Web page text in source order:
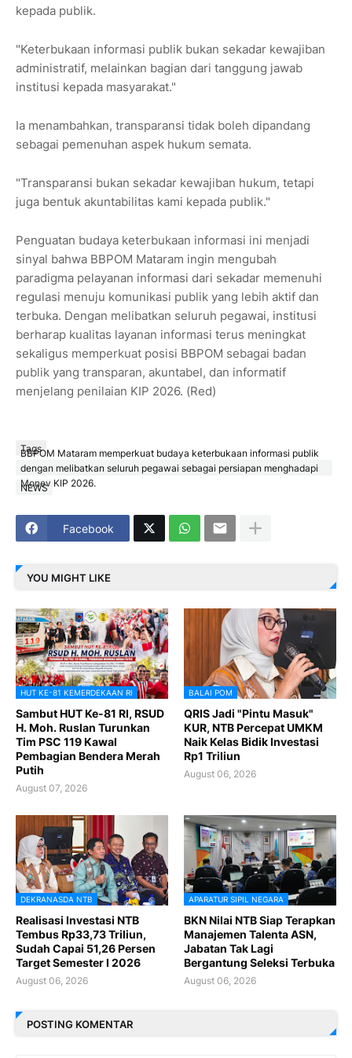
kepada publik.
"Keterbukaan informasi publik bukan sekadar kewajiban
administratif, melainkan bagian dari tanggung jawab
institusi kepada masyarakat."
Ia menambahkan, transparansi tidak boleh dipandang
sebagai pemenuhan aspek hukum semata.
"Transparansi bukan sekadar kewajiban hukum, tetapi
juga bentuk akuntabilitas kami kepada publik."
Penguatan budaya keterbukaan informasi ini menjadi
sinyal bahwa BBPOM Mataram ingin mengubah
paradigma pelayanan informasi dari sekadar memenuhi
regulasi menuju komunikasi publik yang lebih aktif dan
terbuka. Dengan melibatkan seluruh pegawai, institusi
berharap kualitas layanan informasi terus meningkat
sekaligus memperkuat posisi BBPOM sebagai badan
publik yang transparan, akuntabel, dan informatif
menjelang penilaian KIP 2026. (Red)
Tags
BBPOM Mataram memperkuat budaya keterbukaan informasi publik
dengan melibatkan seluruh pegawai sebagai persiapan menghadapi
Monev KIP 2026.
NEWS
Facebook
YOU MIGHT LIKE
HUT KE-81 KEMERDEKAAN RI
Sambut HUT Ke-81 RI, RSUD
H. Moh. Ruslan Turunkan
Tim PSC 119 Kawal
Pembagian Bendera Merah
Putih
August 07, 2026
BALAI POM
QRIS Jadi "Pintu Masuk"
KUR, NTB Percepat UMKM
Naik Kelas Bidik Investasi
Rp1 Triliun
August 06, 2026
DEKRANASDA NTB
Realisasi Investasi NTB
Tembus Rp33,73 Triliun,
Sudah Capai 51,26 Persen
Target Semester I 2026
August 06, 2026
APARATUR SIPIL NEGARA
BKN Nilai NTB Siap Terapkan
Manajemen Talenta ASN,
Jabatan Tak Lagi
Bergantung Seleksi Terbuka
August 06, 2026
POSTING KOMENTAR